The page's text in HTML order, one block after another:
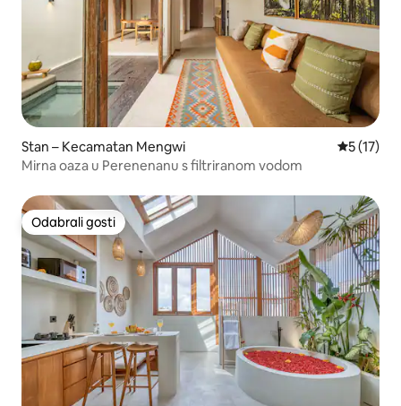
Stan – Kecamatan Mengwi Prosječna
5 (17)
Mirna oaza u Perenenanu s filtriranom vodom
Odabrali gosti
Odabrali gosti